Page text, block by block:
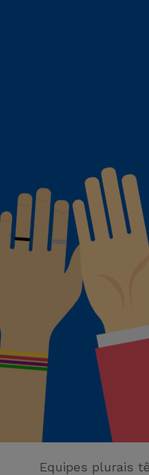
Equipes plurais